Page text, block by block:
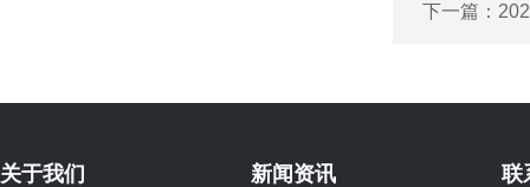
下一篇：
关于我们 新闻资讯 联